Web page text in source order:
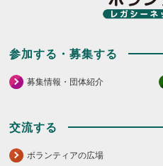
参加する・募集する
募集情報・団体紹介
交流する
ボランティアの広場